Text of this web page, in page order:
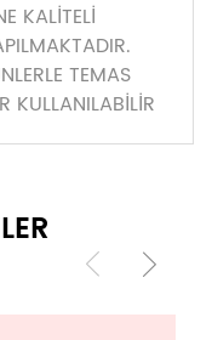
KALİTELİ
TEMAS
KULLANILABİLİR